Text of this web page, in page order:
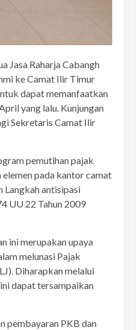
Jasa Raharja Cabangh
ke Camat Ilir Timur
dapat memanfaatkan
yang lalu. Kunjungan
Sekretaris Camat Ilir
pemutihan pajak
pada kantor camat
Langkah antisipasi
UU 22 Tahun 2009
ini merupakan upaya
melunasi Pajak
Diharapkan melalui
dapat tersampaikan
pembayaran PKB dan